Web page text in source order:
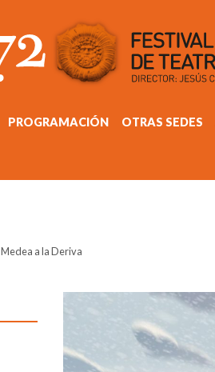
PROGRAMACIÓN OTRAS SEDES
Medea a la Deriva